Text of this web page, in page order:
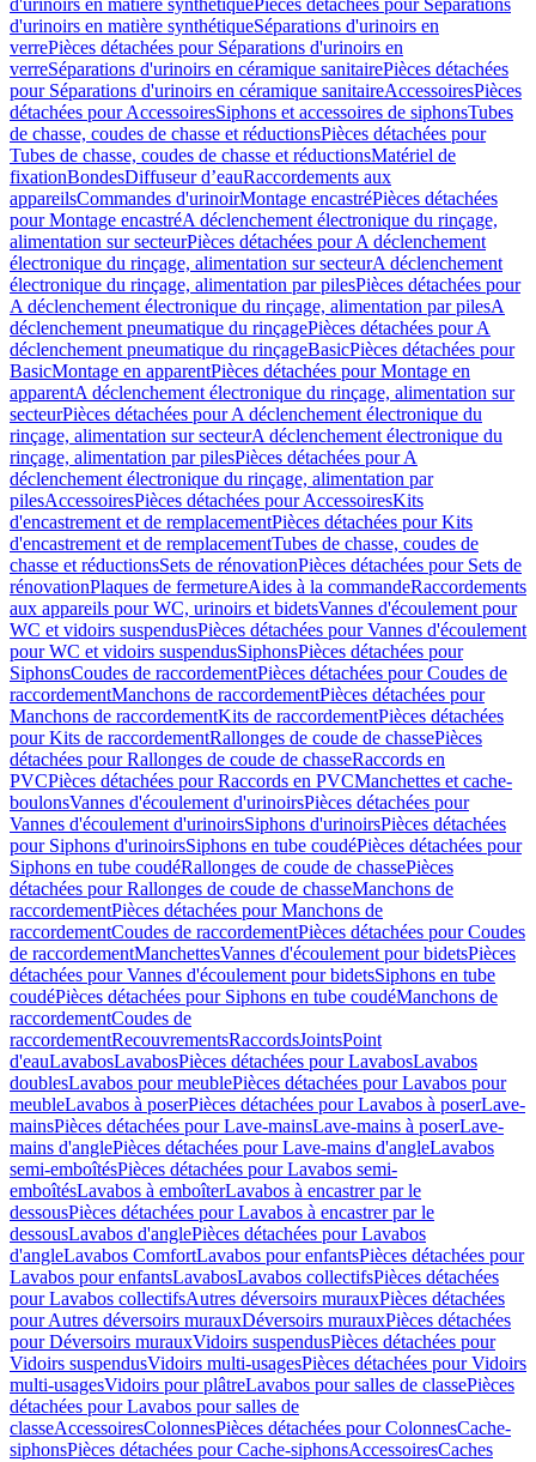
d'urinoirs en matière synthétiquePièces détachées pour Séparations
d'urinoirs en matière synthétiqueSéparations d'urinoirs en
verrePièces détachées pour Séparations d'urinoirs en
verreSéparations d'urinoirs en céramique sanitairePièces détachées
pour Séparations d'urinoirs en céramique sanitaireAccessoiresPièces
détachées pour AccessoiresSiphons et accessoires de siphonsTubes
de chasse, coudes de chasse et réductionsPièces détachées pour
Tubes de chasse, coudes de chasse et réductionsMatériel de
fixationBondesDiffuseur d’eauRaccordements aux
appareilsCommandes d'urinoirMontage encastréPièces détachées
pour Montage encastréA déclenchement électronique du rinçage,
alimentation sur secteurPièces détachées pour A déclenchement
électronique du rinçage, alimentation sur secteurA déclenchement
électronique du rinçage, alimentation par pilesPièces détachées pour
A déclenchement électronique du rinçage, alimentation par pilesA
déclenchement pneumatique du rinçagePièces détachées pour A
déclenchement pneumatique du rinçageBasicPièces détachées pour
BasicMontage en apparentPièces détachées pour Montage en
apparentA déclenchement électronique du rinçage, alimentation sur
secteurPièces détachées pour A déclenchement électronique du
rinçage, alimentation sur secteurA déclenchement électronique du
rinçage, alimentation par pilesPièces détachées pour A
déclenchement électronique du rinçage, alimentation par
pilesAccessoiresPièces détachées pour AccessoiresKits
d'encastrement et de remplacementPièces détachées pour Kits
d'encastrement et de remplacementTubes de chasse, coudes de
chasse et réductionsSets de rénovationPièces détachées pour Sets de
rénovationPlaques de fermetureAides à la commandeRaccordements
aux appareils pour WC, urinoirs et bidetsVannes d'écoulement pour
WC et vidoirs suspendusPièces détachées pour Vannes d'écoulement
pour WC et vidoirs suspendusSiphonsPièces détachées pour
SiphonsCoudes de raccordementPièces détachées pour Coudes de
raccordementManchons de raccordementPièces détachées pour
Manchons de raccordementKits de raccordementPièces détachées
pour Kits de raccordementRallonges de coude de chassePièces
détachées pour Rallonges de coude de chasseRaccords en
PVCPièces détachées pour Raccords en PVCManchettes et cache-
boulonsVannes d'écoulement d'urinoirsPièces détachées pour
Vannes d'écoulement d'urinoirsSiphons d'urinoirsPièces détachées
pour Siphons d'urinoirsSiphons en tube coudéPièces détachées pour
Siphons en tube coudéRallonges de coude de chassePièces
détachées pour Rallonges de coude de chasseManchons de
raccordementPièces détachées pour Manchons de
raccordementCoudes de raccordementPièces détachées pour Coudes
de raccordementManchettesVannes d'écoulement pour bidetsPièces
détachées pour Vannes d'écoulement pour bidetsSiphons en tube
coudéPièces détachées pour Siphons en tube coudéManchons de
raccordementCoudes de
raccordementRecouvrementsRaccordsJointsPoint
d'eauLavabosLavabosPièces détachées pour LavabosLavabos
doublesLavabos pour meublePièces détachées pour Lavabos pour
meubleLavabos à poserPièces détachées pour Lavabos à poserLave-
mainsPièces détachées pour Lave-mainsLave-mains à poserLave-
mains d'anglePièces détachées pour Lave-mains d'angleLavabos
semi-emboîtésPièces détachées pour Lavabos semi-
emboîtésLavabos à emboîterLavabos à encastrer par le
dessousPièces détachées pour Lavabos à encastrer par le
dessousLavabos d'anglePièces détachées pour Lavabos
d'angleLavabos ComfortLavabos pour enfantsPièces détachées pour
Lavabos pour enfantsLavabosLavabos collectifsPièces détachées
pour Lavabos collectifsAutres déversoirs murauxPièces détachées
pour Autres déversoirs murauxDéversoirs murauxPièces détachées
pour Déversoirs murauxVidoirs suspendusPièces détachées pour
Vidoirs suspendusVidoirs multi-usagesPièces détachées pour Vidoirs
multi-usagesVidoirs pour plâtreLavabos pour salles de classePièces
détachées pour Lavabos pour salles de
classeAccessoiresColonnesPièces détachées pour ColonnesCache-
siphonsPièces détachées pour Cache-siphonsAccessoiresCaches